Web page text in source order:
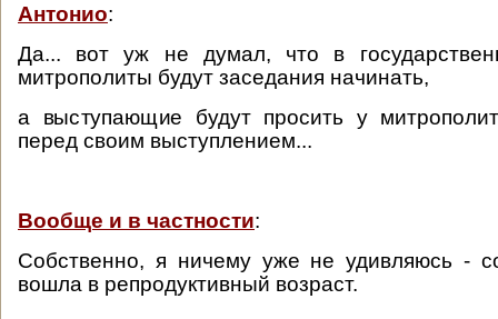
Антонио:
Да... вот уж не думал, что в
митрополиты будут заседания начинать,
а выступающие будут просить у
перед своим выступлением...
Вообще и в частности:
Собственно, я ничему уже не удивляюсь -
вошла в репродуктивный возраст.